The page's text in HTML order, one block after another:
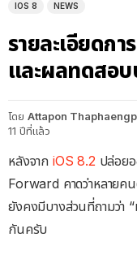
IOS 8 NEWS
รายละเอียดก
และผลทดสอ
โดย Attapon
11 ปีที่แล้ว
หลังจาก iOS 8.2ปล่อยอ
Forward คาดว่าหลายค
ยังคงมีบางส่วนที่ถามว่า
กันครับ